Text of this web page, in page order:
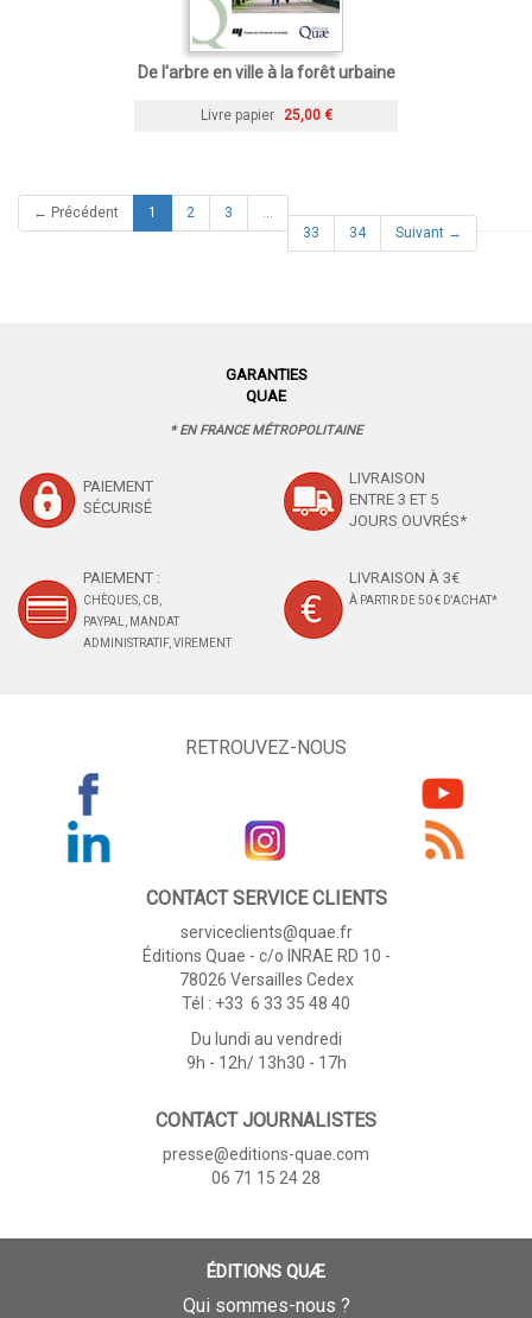
De l'arbre en ville à la forêt urbaine
Livre papier 25,00 €
← Précédent 1 (current)
2 3
…
33
34 Suivant →
GARANTIES
QUAE
* EN FRANCE MÉTROPOLITAINE
PAIEMENT
SÉCURISÉ
LIVRAISON
ENTRE 3 ET 5
JOURS OUVRÉS*
PAIEMENT :
CHÈQUES, CB,
PAYPAL, MANDAT
ADMINISTRATIF, VIREMENT
LIVRAISON À 3€
À PARTIR DE 50 € D'ACHAT*
RETROUVEZ-NOUS
CONTACT SERVICE CLIENTS
serviceclients@quae.fr
Éditions Quae - c/o INRAE RD 10 -
78026 Versailles Cedex
Tél : +33 6 33 35 48 40
Du lundi au vendredi
9h - 12h/ 13h30 - 17h
CONTACT JOURNALISTES
presse@editions-quae.com
06 71 15 24 28
ÉDITIONS QUÆ
Qui sommes-nous ?